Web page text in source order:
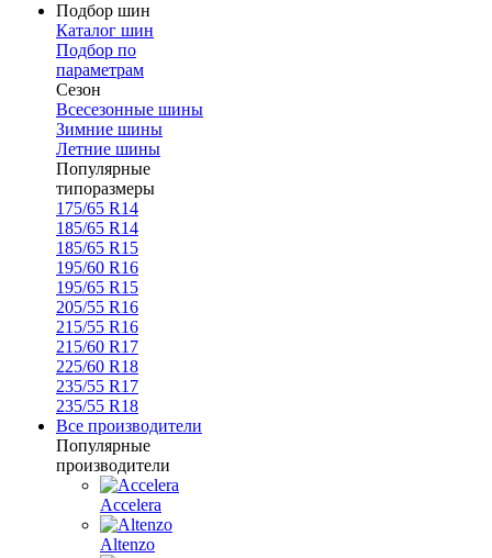
Подбор шин
Каталог шин
Подбор по
параметрам
Сезон
Всесезонные шины
Зимние шины
Летние шины
Популярные
типоразмеры
175/65 R14
185/65 R14
185/65 R15
195/60 R16
195/65 R15
205/55 R16
215/55 R16
215/60 R17
225/60 R18
235/55 R17
235/55 R18
Все производители
Популярные
производители
Accelera
Altenzo